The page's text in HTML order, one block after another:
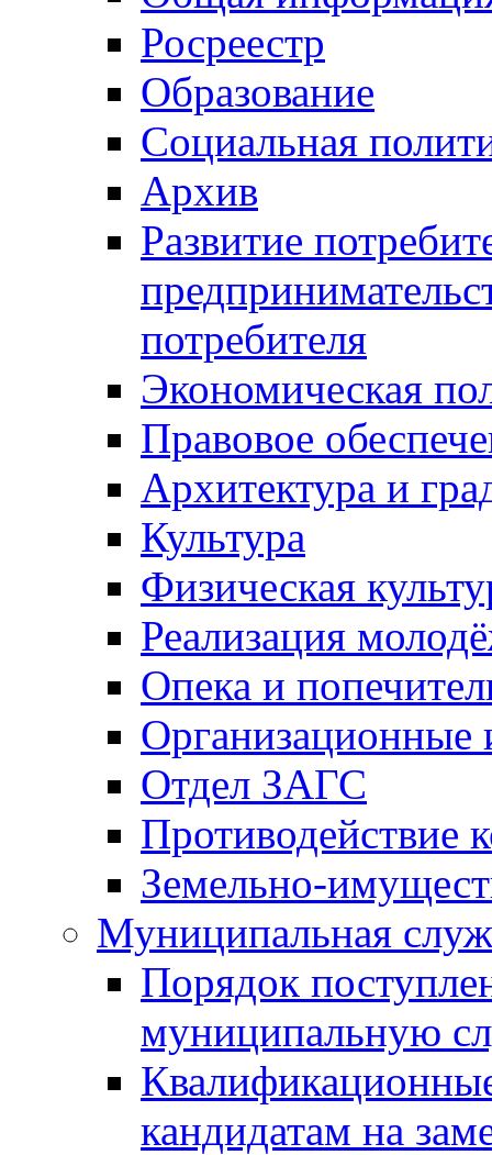
Росреестр
Образование
Социальная
Архив
Развитие
потребителя
Экономическая
Правовое
Архитектура и
Культура
Физическая
Реализация
Опека и
Отдел ЗАГС
Противодействие
Земельно-
Муниципальная
Порядок
муниципальную
кандидатам на